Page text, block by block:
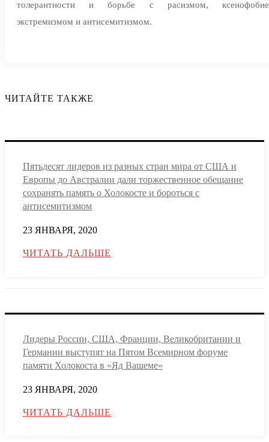
толерантности и борьбе с расизмом,
экстремизмом и антисемитизмом.
ЧИТАЙТЕ ТАКЖЕ
Пятьдесят лидеров из разных стран мира от США и
Европы до Австралии дали торжественное обещание
сохранять память о Холокосте и бороться с
антисемитизмом
23 ЯНВАРЯ, 2020
ЧИТАТЬ ДАЛЬШЕ
Лидеры России, США, Франции, Великобритании и
Германии выступят на Пятом Всемирном форуме
памяти Холокоста в «Яд Вашеме»
23 ЯНВАРЯ, 2020
ЧИТАТЬ ДАЛЬШЕ